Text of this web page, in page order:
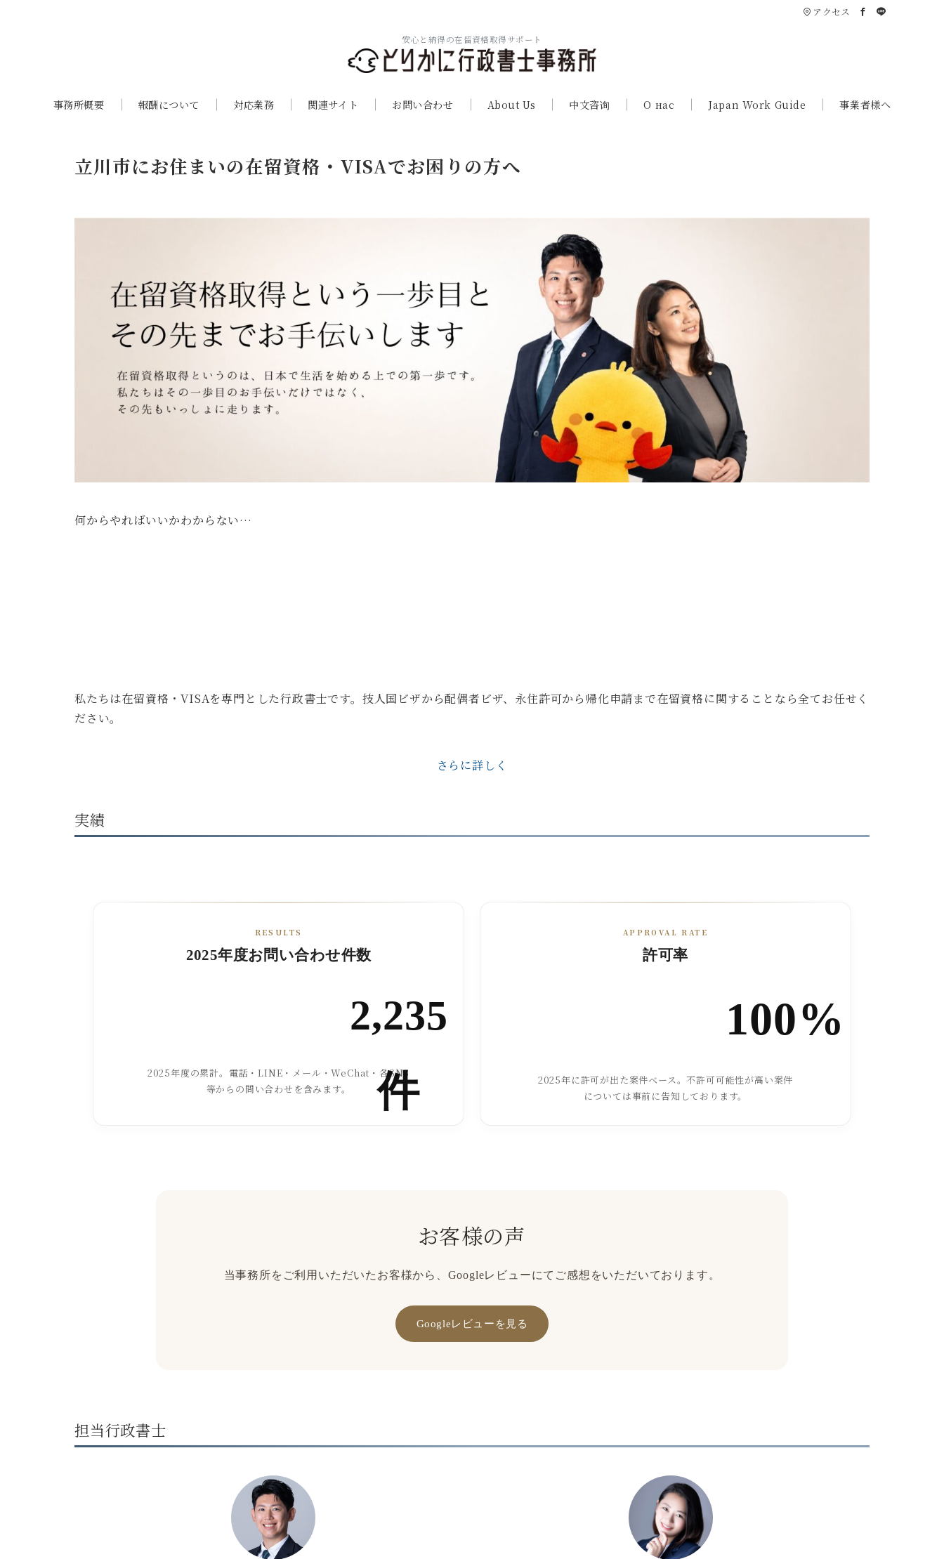
アクセス
安心と納得の在留資格取得サポート
事務所概要 報酬について 対応業務 関連サイト お問い合わせ About Us 中文咨询 О нас Japan Work Guide 事業者様へ
立川市にお住まいの在留資格・VISAでお困りの方へ
何からやればいいかわからない…
私たちは在留資格・VISAを専門とした行政書士です。技人国ビザから配偶者ビザ、永住許可から帰化申請まで在留資格に関することなら全てお任せく
ださい。
さらに詳しく
実績
RESULTS
2025年度お問い合わせ件数
2,235
件
2025年度の累計。電話・LINE・メール・WeChat・各SNS
等からの問い合わせを含みます。
APPROVAL RATE
許可率
100%
2025年に許可が出た案件ベース。不許可可能性が高い案件
については事前に告知しております。
お客様の声
当事務所をご利用いただいたお客様から、Googleレビューにてご感想をいただいております。
Googleレビューを見る
担当行政書士